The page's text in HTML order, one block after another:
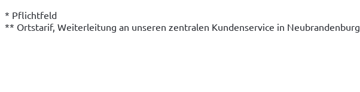
* Pflichtfeld
** Ortstarif, Weiterleitung an unseren zentralen Kundenservice in Neubrandenburg.